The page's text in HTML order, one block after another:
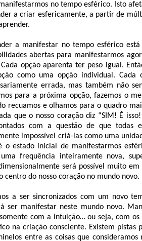
no tempo esférico. Isto
a criar esfericamente, a partir de
a manifestar no tempo esférico
abertas para manifestarmos
Cada opção aparenta ter peso igual.
como uma opção individual. Cada
errada, mas também não
para a próxima opção, fazemos o
recuamos e olhamos para o quadro
que o nosso coração diz “SIM! É
com a questão de que todas
impossível criá-las como uma
o estado inicial de manifestarmos
frequência inteiramente nova,
será possível muito
centro do nosso coração no mundo novo.
a ser sincronizados com um novo
ser manifestar neste mundo novo.
com a intuição… ou seja, com
na criação consciente. Existem pistas
entre as coisas que